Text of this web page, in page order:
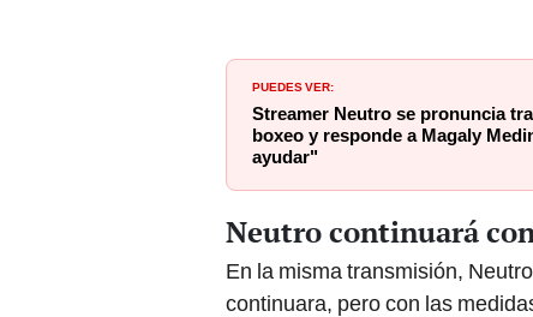
PUEDES VER:
Streamer Neutro se pronuncia
boxeo y responde a Magaly
ayudar"
Neutro continuará
En la misma transmisión,
continuara, pero con las